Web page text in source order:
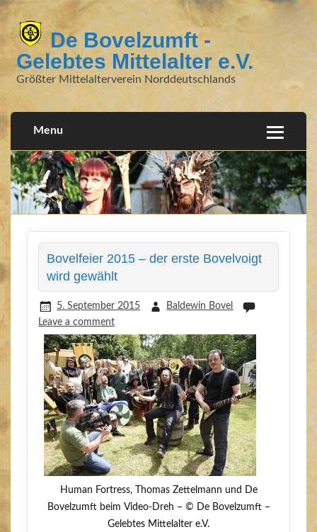
De Bovelzumft -
Gelebtes Mittelalter e.V.
Größter Mittelalterverein Norddeutschlands
Menu
Bovelfeier 2015 – der erste Bovelvoigt
wird gewählt
5. September 2015
Baldewin Bovel
Leave a comment
Human Fort­ress, Tho­mas Zet­tel­mann und De
Bovelzumft beim Video-Dreh – © De Bovelzumft –
Geleb­tes Mit­tel­al­ter e.V.